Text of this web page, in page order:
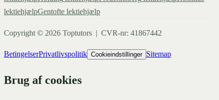
lektiehjælpGentofte lektiehjælp
Copyright © 2026 Toptutors | CVR-nr: 41867442
BetingelserPrivatlivspolitik Cookieindstillinger Sitemap
Brug af cookies